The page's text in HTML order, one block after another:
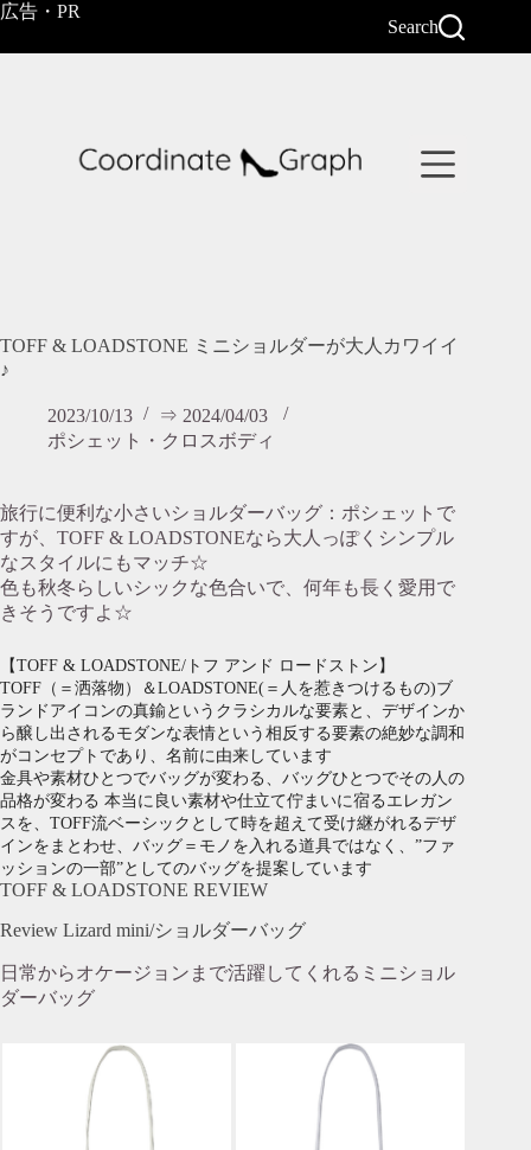
コ
テ
広告・PR
Search
TOFF & LOADSTONE ミニショルダーが大人カワイイ
♪
2023/10/13
⇒ 2024/04/03
ポシェット・クロスボディ
旅行に便利な小さいショルダーバッグ：ポシェットで
すが、TOFF & LOADSTONEなら大人っぽくシンプル
なスタイルにもマッチ☆
色も秋冬らしいシックな色合いで、何年も長く愛用で
きそうですよ☆
【TOFF & LOADSTONE/トフ アンド ロードストン】
TOFF（＝洒落物）＆LOADSTONE(＝人を惹きつけるもの)ブ
ランドアイコンの真鍮というクラシカルな要素と、デザインか
ら醸し出されるモダンな表情という相反する要素の絶妙な調和
がコンセプトであり、名前に由来しています
金具や素材ひとつでバッグが変わる、バッグひとつでその人の
品格が変わる 本当に良い素材や仕立て佇まいに宿るエレガン
スを、TOFF流ベーシックとして時を超えて受け継がれるデザ
インをまとわせ、バッグ＝モノを入れる道具ではなく、”ファ
ッションの一部”としてのバッグを提案しています
TOFF & LOADSTONE REVIEW
Review Lizard mini/ショルダーバッグ
日常からオケージョンまで活躍してくれるミニショル
ダーバッグ